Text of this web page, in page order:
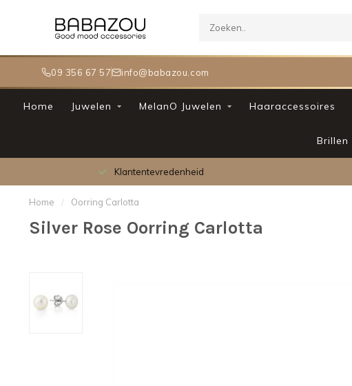
09 356 67 57 info@babazou.com
Home Juwelen MelanO Juwelen Haaraccessoires
Brillen
Klantentevredenheid
Home / Oorring Carlotta
Silver Rose Oorring Carlotta